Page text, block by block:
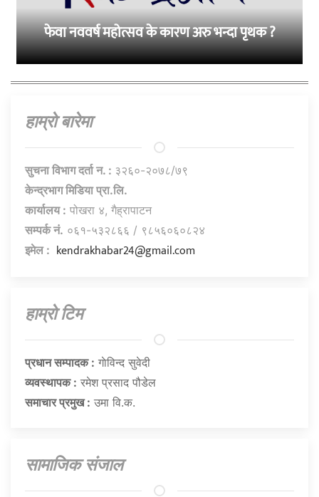
फेवा नववर्ष महोत्सव के कारण अरु भन्दा पृथक ?
हाम्राे बारेमा
सुचना विभाग दर्ता न. : ३२६०-२०७८/७९
केन्द्रभाग मिडिया प्रा.लि.
कार्यालय : पोखरा ४, गैह्रापाटन
सम्पर्क नं. ०६१-५३२८६६ / ९८५६०६०८२४
इमेल : kendrakhabar24@gmail.com
हाम्राे टिम
प्रधान सम्पादक : गाेविन्द सुवेदी
व्यवस्थापक : रमेश प्रसाद पौडेल
समाचार प्रमुख : उमा वि.क.
सामाजिक संजाल